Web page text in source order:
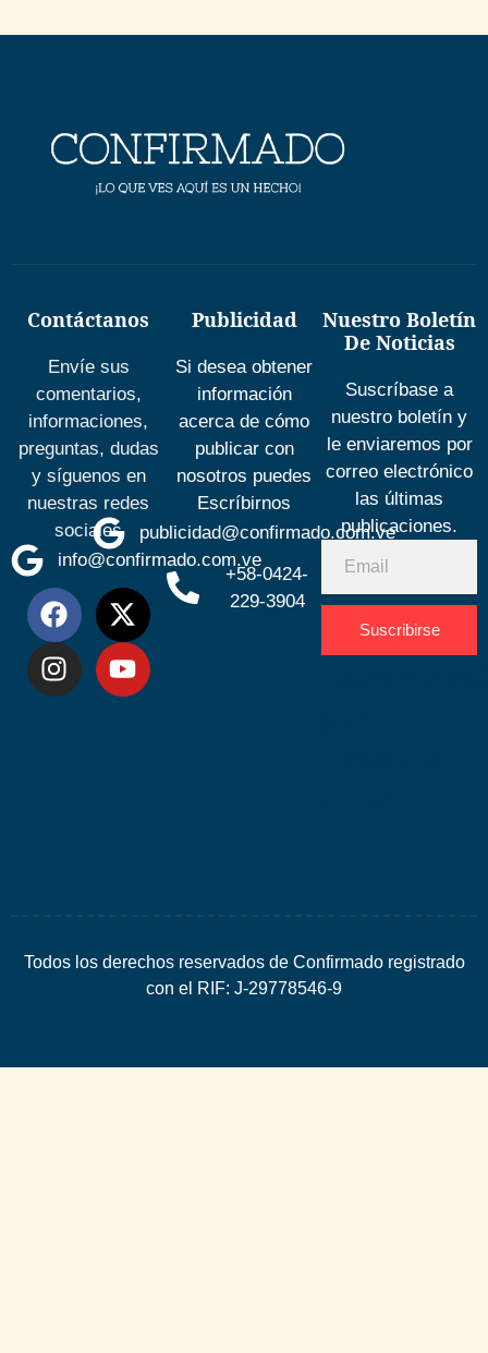
Contáctanos
Envíe sus
comentarios,
informaciones,
preguntas, dudas
y síguenos en
nuestras redes
sociales
info@confirmado.com.ve
Publicidad
Si desea obtener
información
acerca de cómo
publicar con
nosotros puedes
Escríbirnos
publicidad@confirmado.com.ve
+58-0424-
229-3904
Nuestro Boletín
De Noticias
Suscríbase a
nuestro boletín y
le enviaremos por
correo electrónico
las últimas
publicaciones.
Suscribirse
Todos los derechos reservados de Confirmado registrado
con el RIF: J-29778546-9